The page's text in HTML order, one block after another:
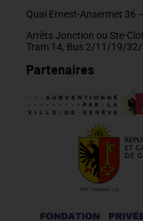
Quai Ernest-Ansermet 36 –
Arrêts Jonction ou Ste-
Tram 14, Bus 2/11/19/
Partenaires